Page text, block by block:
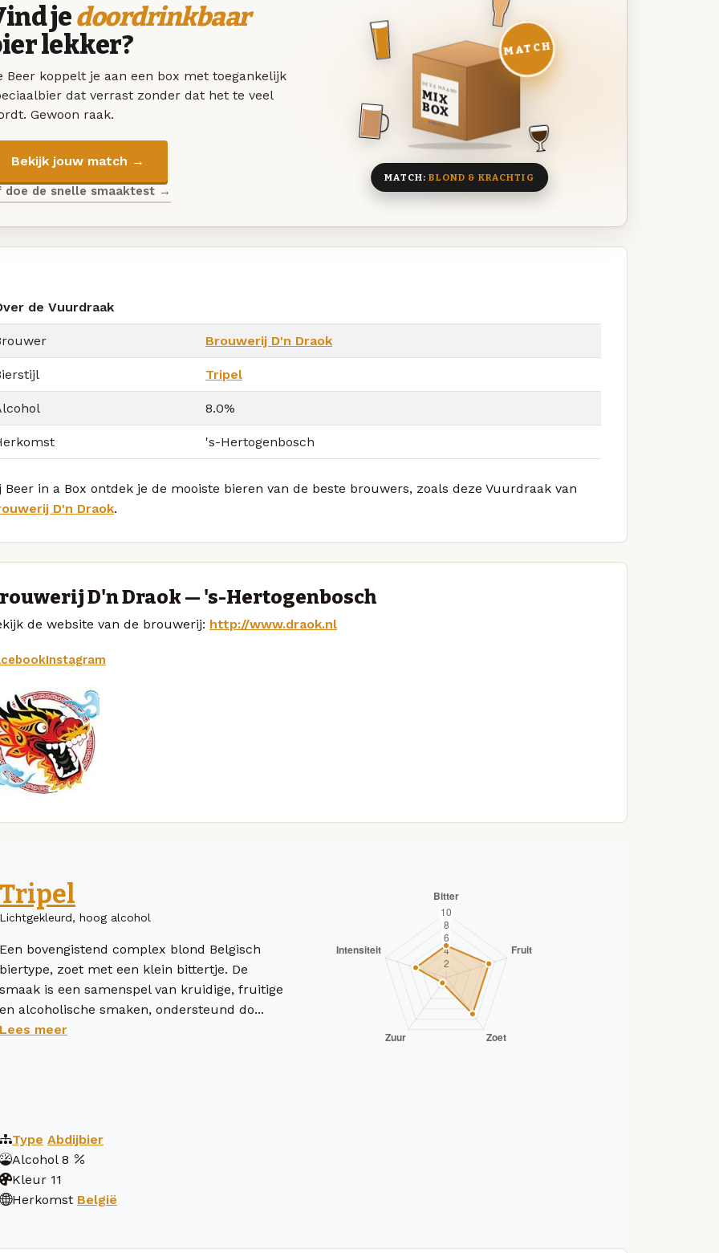
jedoordrinkbaar
lekker?
Beer koppelt je aan een box met toegankelijk
dat verrast zonder dat het te veel
Gewoon raak.
Bekijk jouw match →
doe de snelle smaaktest →
DEZE MAAND
MIX
BOX
8 BIEREN
MATCH
MATCH:BLOND & KRACHTIG
de Vuurdraak
Brouwerij D'n Draok
Tripel
8.0%
's-Hertogenbosch
Beer in a Box ontdek je de mooiste bieren van de beste brouwers, zoals deze Vuurdraak van
D'n Draok.
D'n Draok — 's-Hertogenbosch
de website van de brouwerij: http://www.draok.nl
Instagram
Tripel
Lichtgekleurd, hoog alcohol
Een bovengistend complex blond Belgisch
biertype, zoet met een klein bittertje. De
smaak is een samenspel van kruidige, fruitige
en alcoholische smaken, ondersteund do...
Lees meer
Type Abdijbier
Alcohol 8
Kleur 11
Herkomst België